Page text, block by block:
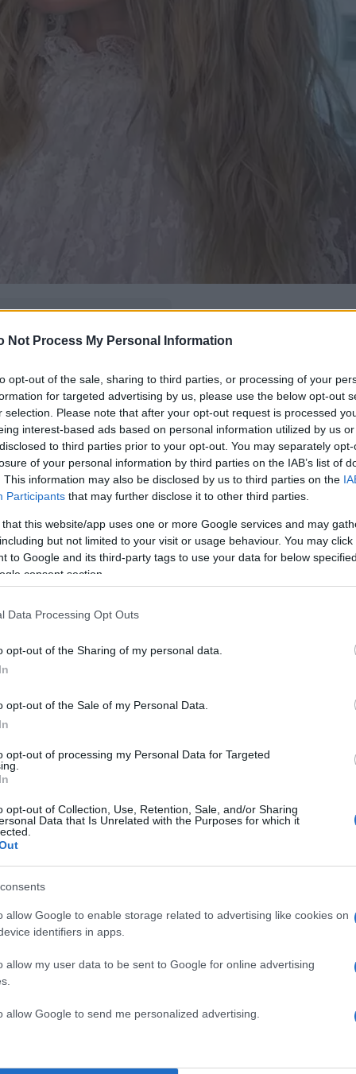
Not Process My Personal Information
opt-out of the sale, sharing to third parties, or processing of your
for targeted advertising by us, please use the below opt-out
selection. Please note that after your opt-out request is processed
interest-based ads based on personal information utilized by us
to third parties prior to your opt-out. You may separately
of your personal information by third parties on the IAB’s list of
This information may also be disclosed by us to third parties on the
Participants that may further disclose it to other third parties.
that this website/app uses one or more Google services and may
but not limited to your visit or usage behaviour. You may
to Google and its third-party tags to use your data for below
consent section.
Data Processing Opt Outs
opt-out of the Sharing of my personal data.
opt-out of the Sale of my Personal Data.
opt-out of processing my Personal Data for Targeted
opt-out of Collection, Use, Retention, Sale, and/or Sharing
Data that Is Unrelated with the Purposes for which it
allow Google to enable storage related to advertising like cookies on
identifiers in apps.
allow my user data to be sent to Google for online advertising
allow Google to send me personalized advertising.
πιο συχνά
να κλείνουμε
για μια θεραπεία
εντυπωσιακές
Το ίδιο ισχύει και
να ανήκει σε αυτήν
λίγους μήνες μετά